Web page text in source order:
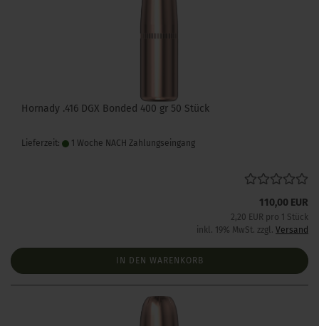
Hornady .416 DGX Bonded 400 gr 50 Stück
Lieferzeit: 1 Woche NACH Zahlungseingang
110,00 EUR
2,20 EUR pro 1 Stück
inkl. 19% MwSt. zzgl. Versand
IN DEN WARENKORB